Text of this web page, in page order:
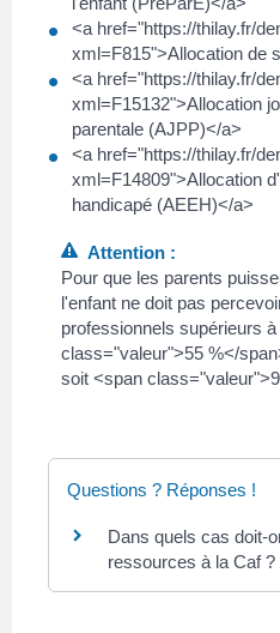
<a href="https://thilay.fr/
xml=F815">Allocation de
<a href="https://thilay.fr/
xml=F15132">Allocation
parentale (AJPP)</a>
<a href="https://thilay.fr/
xml=F14809">Allocation
handicapé (AEEH)</a>
Attention :
Pour que les parents
l'enfant ne doit pas
professionnels supérieurs
class="valeur">55 %</
soit <span
Questions ? Réponses !
Dans quels cas doit-
ressources à la Caf ?